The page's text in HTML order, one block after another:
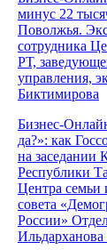
минус 22
Поволжья.
сотрудника
РТ,
управления,
Биктимирова
Бизнес-
да?»: как
на заседании
Республики
Центра семьи
совета
России»
Ильдарханова